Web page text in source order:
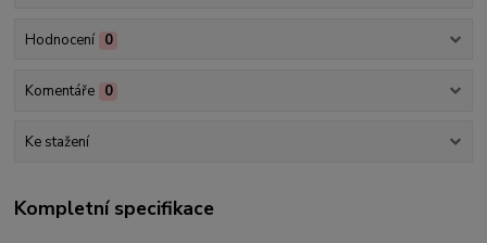
Hodnocení 0
Komentáře 0
Ke stažení
Kompletní specifikace